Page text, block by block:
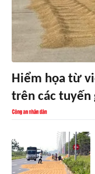
Hiểm họa từ
trên các tuyến